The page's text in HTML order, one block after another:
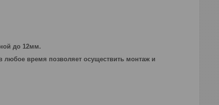
до 12мм.
любое время позволяет осуществить монтаж и